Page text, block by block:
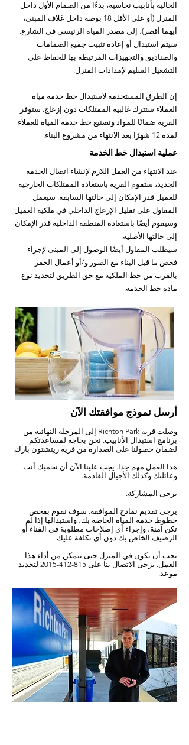
الحالية بأنابيب نحاسية، بدءًا من الصمام الأول داخل
المنزل (أو على الأقل 18 بوصة داخل غلاف المبنى،
أيهما أقصر)، إلى مصدر المياه الرئيسي في الشارع.
سيتم استبدال أو إعادة تثبيت جميع الصمامات
والصناديق والتجهيزات المرتبطة بها للحفاظ على
التشغيل السليم لإمدادات المنزل.
إن الطرق المستخدمة لاستبدال خط خدمة مياه
العملاء ستترك غالبية الممتلكات دون إزعاج. ستوفر
القرية ضمانًا للمواد وتصنيع خط خدمة المياه للعملاء
لمدة 12 شهرًا بعد الانتهاء من مشروع البناء.
عملية استبدال خط الخدمة
عند الانتهاء من العمل اللازم لإنشاء اتصال الخدمة
الجديد، ستقوم القرية باستعادة الممتلكات الخارجية
للعميل قدر الإمكان إلى حالتها السابقة. سيعمل
المقاول على تقليل الإزعاج الداخلي في ملكية العميل
وسيقوم أيضًا باستعادة المنطقة الداخلية قدر الإمكان
إلى حالتها الأصلية.
سيطلب المقاول أيضًا الوصول إلى المبنى لإجراء
فحص ما قبل البناء مع الصور و/أو أعمال الحفر
بالقرب من خط الملكية مع حق الطريق لتحديد نوع
مادة خط الخدمة.
أرسل نموذج موافقتك الآن
وصلت قرية Richton Park إلى المرحلة النهائية من
برنامج استبدال الأنابيب. نحن بحاجة لمساعدتكم
لضمان حصولنا على الصدارة من قرية ريتشتون بارك.
هذا العمل مهم جدا. يجب علينا الآن أن نحميك أنت
وعائلتك وكذلك الأجيال القادمة.
يرجى المشاركة.
يرجى تقديم نماذج الموافقة. سوف نقوم بفحص
خطوط خدمة المياه الخاصة بك، واستبدالها إذا لم
تكن آمنة، وإجراء أي إصلاحات مطلوبة في الفناء أو
الرصيف الخاص بك دون أي تكلفة عليك.
يجب أن تكون في المنزل حتى نتمكن من أداء هذا
العمل. يرجى الاتصال بنا على 815-412-2015
لتحديد
موعد.